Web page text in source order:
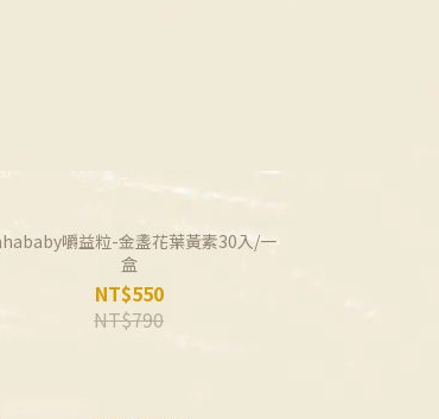
嚼益粒-金盞花葉黃素30入/一
盒
NT$550
NT$790